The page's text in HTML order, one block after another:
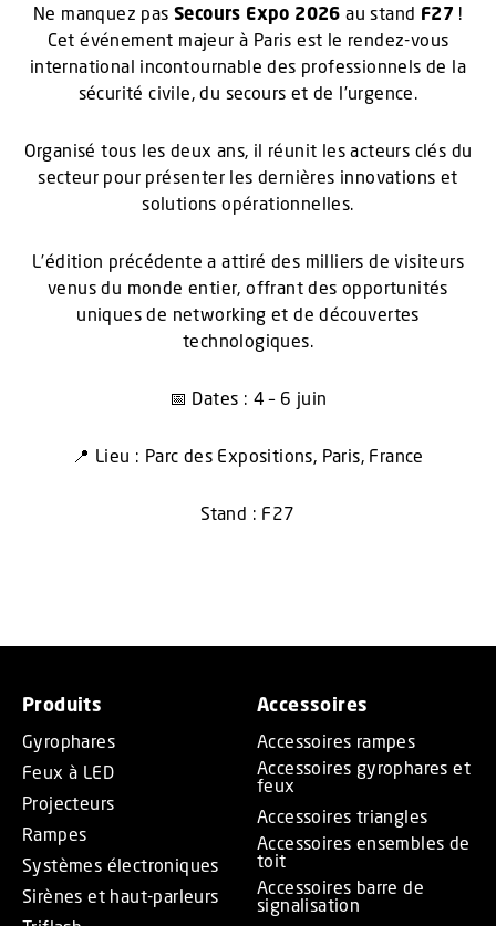
Ne manquez pasSecours Expo 2026 au stand F27 !
Cet événement majeur à Paris est le rendez-vous
international incontournable des professionnels de la
sécurité civile, du secours et de l’urgence.
Organisé tous les deux ans, il réunit les acteurs clés du
secteur pour présenter les dernières innovations et
solutions opérationnelles.
L’édition précédente a attiré des milliers de visiteurs
venus du monde entier, offrant des opportunités
uniques de networking et de découvertes
technologiques.
📅 Dates : 4 – 6 juin
📍 Lieu : Parc des Expositions, Paris, France
Stand : F27
Produits
Gyrophares
Feux à LED
Projecteurs
Rampes
Systèmes électroniques
Sirènes et haut-parleurs
Accessoires
Accessoires rampes
Accessoires gyrophares et
feux
Accessoires triangles
Accessoires ensembles de
toit
Accessoires barre de
signalisation